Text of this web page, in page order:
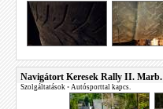
Navigátort Keresek Rally II. Marb.
Szolgáltatások • Autósporttal kapcs.